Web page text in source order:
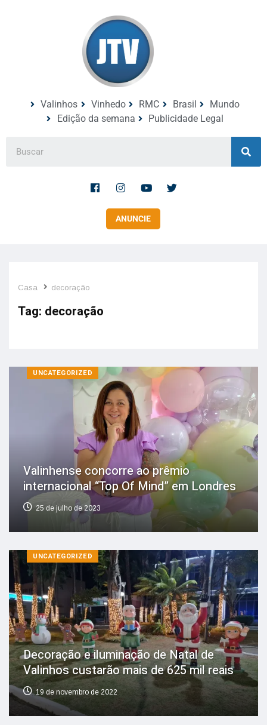
Valinhos Vinhedo RMC Brasil
Mundo
Edição da semana
Publicidade Legal
ANUNCIE
Casa decoração
Tag: decoração
UNCATEGORIZED
Valinhense concorre ao prêmio
internacional “Top Of Mind” em Londres
25 de julho de 2023
UNCATEGORIZED
Decoração e iluminação de Natal de
Valinhos custarão mais de 625 mil reais
19 de novembro de 2022